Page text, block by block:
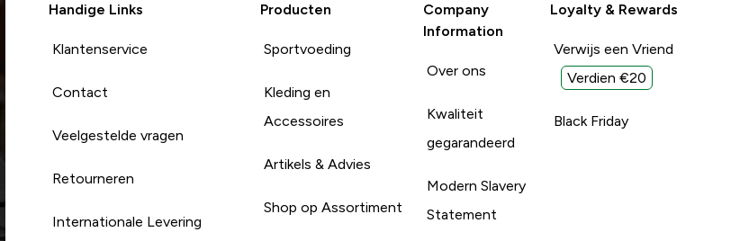
Handige Links
Klantenservice
Contact
Veelgestelde vragen
Retourneren
Internationale Levering
Producten
Sportvoeding
Kleding en
Accessoires
Artikels & Advies
Shop op Assortiment
Company
Information
Over ons
Kwaliteit
gegarandeerd
Modern Slavery
Statement
Loyalty & Rewards
Verwijs een Vriend
Verdien €20
Black Friday